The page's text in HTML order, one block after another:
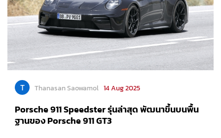
T Thanasan Saowamol 14 Aug 2025
Porsche 911 Speedster รุ่นล่าสุด พัฒนาขึ้นบนพื้น
ฐานของ Porsche 911 GT3